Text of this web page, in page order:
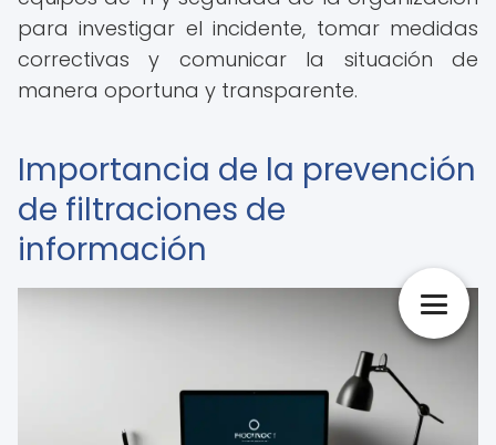
para investigar el incidente, tomar medidas
correctivas y comunicar la situación de
manera oportuna y transparente.
Importancia de la prevención
de filtraciones de
información